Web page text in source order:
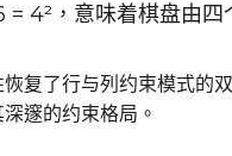
= 4²，意味着棋盘由
恢复了行与列约束模式
邃的约束格局。